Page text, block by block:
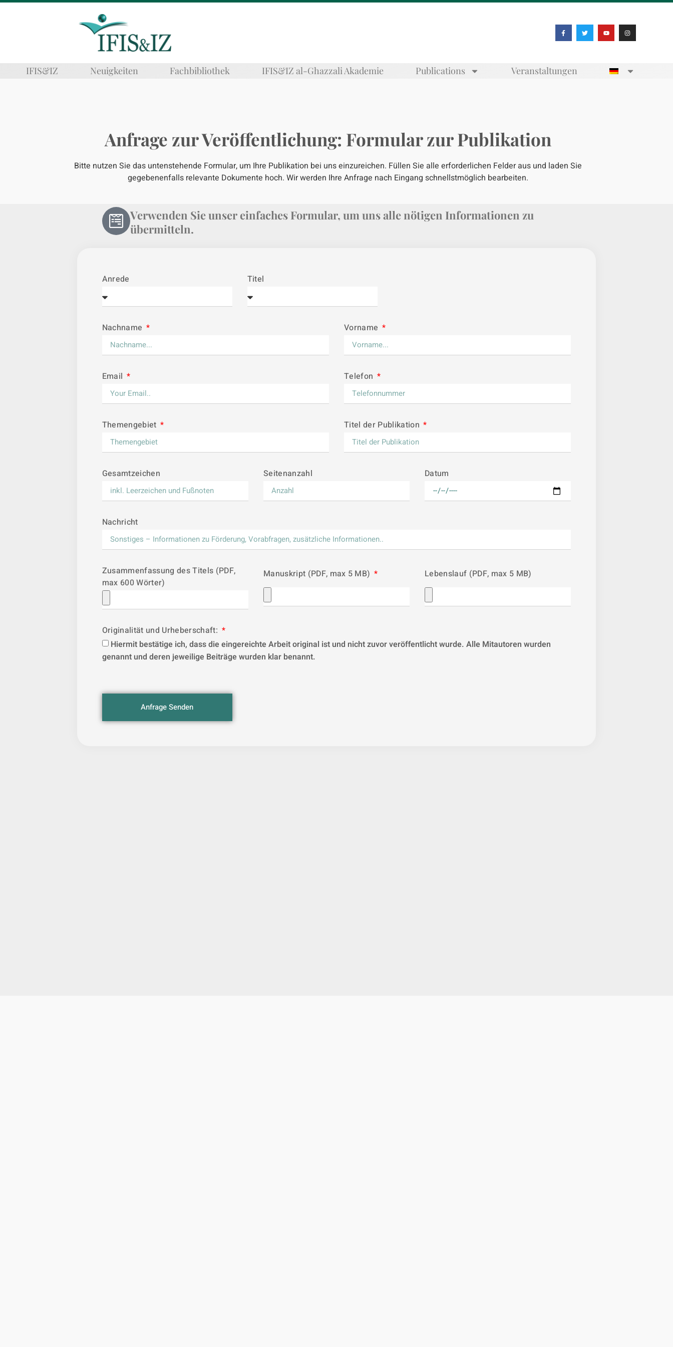
IFIS&IZ Neuigkeiten Fachbibliothek IFIS&IZ al-Ghazzali Akademie Publications Veranstaltungen
Anfrage zur Veröffentlichung: Formular zur Publikation
Bitte nutzen Sie das untenstehende Formular, um Ihre Publikation bei uns einzureichen. Füllen Sie alle erforderlichen Felder aus und laden Sie
gegebenenfalls relevante Dokumente hoch. Wir werden Ihre Anfrage nach Eingang schnellstmöglich bearbeiten.
Verwenden Sie unser einfaches Formular, um uns alle nötigen Informationen zu
übermitteln.
Anrede Titel
Nachname Vorname
Email Telefon
Themengebiet Titel der Publikation
Gesamtzeichen Seitenanzahl Datum
Nachricht
Zusammenfassung des Titels (PDF,
max 600 Wörter)
Manuskript (PDF, max 5 MB) Lebenslauf (PDF, max 5 MB)
Originalität und Urheberschaft:
Hiermit bestätige ich, dass die eingereichte Arbeit original ist und nicht zuvor veröffentlicht wurde. Alle Mitautoren wurden
genannt und deren jeweilige Beiträge wurden klar benannt.
Anfrage Senden